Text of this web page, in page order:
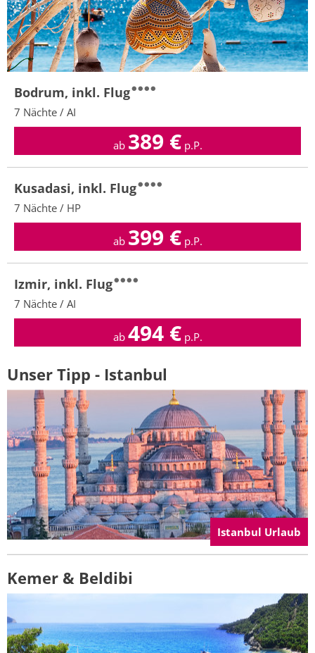
Bodrum, inkl. Flug
7 Nächte / AI
ab 389 € p.P.
Kusadasi, inkl. Flug
7 Nächte / HP
ab 399 € p.P.
Izmir, inkl. Flug
7 Nächte / AI
ab 494€ p.P.
Unser Tipp - Istanbul
Istanbul Urlaub
Kemer & Beldibi